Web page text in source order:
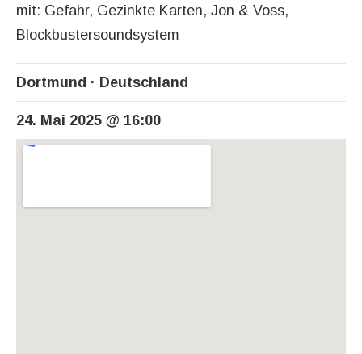
mit: Gefahr, Gezinkte Karten, Jon & Voss,
Blockbustersoundsystem
Dortmund Deutschland
24. Mai 2025 @ 16:00